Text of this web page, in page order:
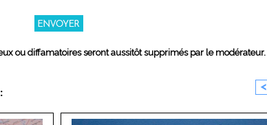
ou diffamatoires seront aussitôt supprimés par le modérateur.
<